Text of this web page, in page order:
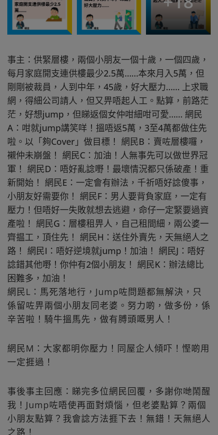
事主：供緊層樓，兩個小朋友一個十歲，一個四歲，
每月家庭開支連供樓最少2.5萬……本來月入5萬，但
剛剛被裁員，人到中年，45歲，好大壓力…… 上求職
網，得細公司請人，但又畀唔起人工。點算，前路茫
茫，好想jump，但睇返個女仲咁細咁可愛…… 網民
A：咁就jump講笑咩！搵唔返5萬，3至4萬都做住先
啦。以「夠Cover」做目標！ 網民B：賣咗層樓囉，
襯仲未崩盤！ 網民C：加油！人無事先可以做世界冠
軍！ 網民D：唔好亂諗嘢！最壞情況都只係破產！重
新開始！ 網民E：一定會有辦法，千祈唔好諗傻事，
小朋友好需要你！ 網民F：男人要背負家庭，一定有
壓力！但唔好一失敗就想去逃避，命仔一定緊要過資
產啦！ 網民G：層樓租畀人，自己租間細，兩公婆一
齊揾工，頂住先！ 網民H：送住外賣先，天無絕人之
路！ 網民I：唔好逆境就jump！加油！ 網民J：唔好
諗錯其他嘢！你仲有2個小朋友！ 網民K：辦法總比
困難多，加油！
網民L：馬死落地行，Jump咗問題都無解決，只
係留咗畀兩個小朋友同老婆。努力啲，做多份，係
辛苦啦！騎牛搵馬先，做有膊頭嘅男人！
網民M：大家都明你壓力！同屋企人傾吓！慳啲用
一定捱過！
事後事主回應：睇完多位網民回覆，多謝你哋鬧醒
我！Jump咗唔使再面對煩惱，但老婆點算？兩個
小朋友點算？我會諗方法捱下去！無錯！天無絕人
之路！